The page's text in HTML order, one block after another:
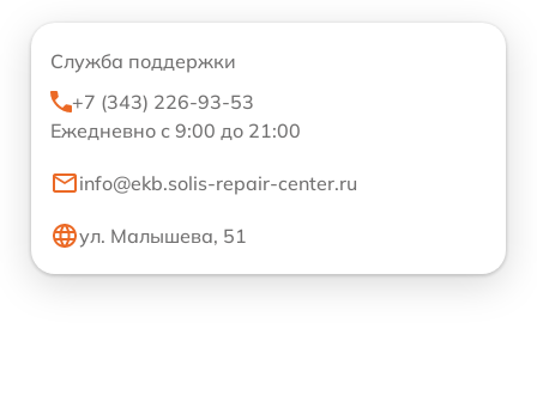
Служба поддержки
+7 (343) 226-93-53
Ежедневно с 9:00 до 21:00
info@ekb.solis-repair-center.ru
ул. Малышева, 51